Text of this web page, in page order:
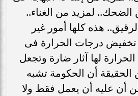
الضحك.. لمزيد من الغناء..
هذه كلها أمور غير
درجات الحرارة فى
لها آثار ضارة وتجعل
الحقيقة أن الحكومة تشبه
أن عليه أن يعمل فقط ولا